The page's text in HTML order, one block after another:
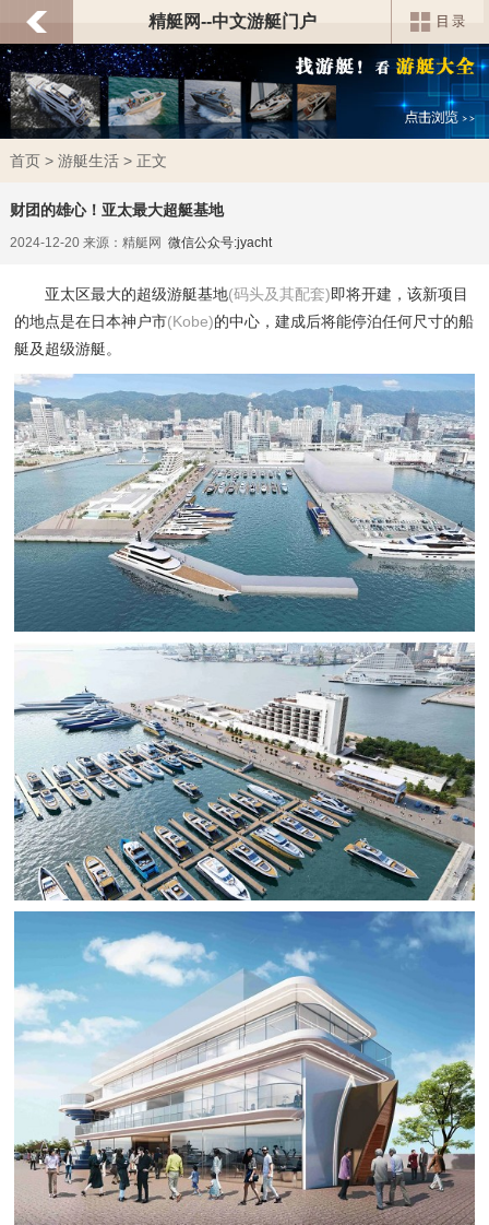
精艇网--中文游艇门户
首页> 游艇生活> 正文
财团的雄心！亚太最大超艇基地
2024-12-20 来源：精艇网 微信公众号:jyacht
亚太区最大的超级游艇基地(码头及其配套)即将开建，该新项目
的地点是在日本神户市(Kobe)的中心，建成后将能停泊任何尺寸的船
艇及超级游艇。